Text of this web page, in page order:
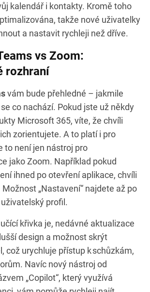
kalendář i kontakty. Kromě toho
takže nové uživatelky
a nastavit rychleji než dříve.
vs Zoom:
rozhraní
vám bude přehledné – jakmile
co nachází. Pokud jste už někdy
Microsoft 365, víte, že chvíli
zorientujete. A to platí i pro
to není jen nástroj pro
jako Zoom. Například pokud
ihned po otevření aplikace, chvíli
„Nastavení“ najdete až po
profil.
křivka je, nedávné aktualizace
design a možnost skrýt
což urychluje přístup k schůzkám,
Navíc nový nástroj od
„Copilot“, který využívá